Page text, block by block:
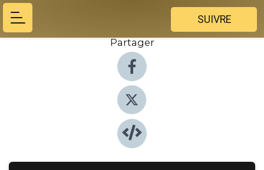
SUIVRE
Partager